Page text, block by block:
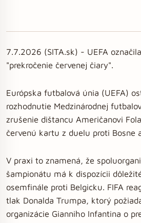
7.7.2026 (SITA.sk) - UEFA
"prekročenie červenej čiary".
Európska futbalová únia (UEFA)
rozhodnutie Medzinárodnej
zrušenie dištancu Američanovi
červenú kartu z duelu proti Bosne
V praxi to znamená, že
šampionátu má k dispozícii
osemfinále proti Belgicku. FIFA
tlak Donalda Trumpa, ktorý
organizácie Gianniho Infantina o